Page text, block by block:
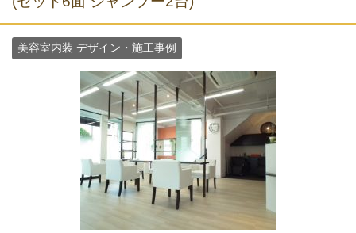
美容室内装 デザイン・施工事例